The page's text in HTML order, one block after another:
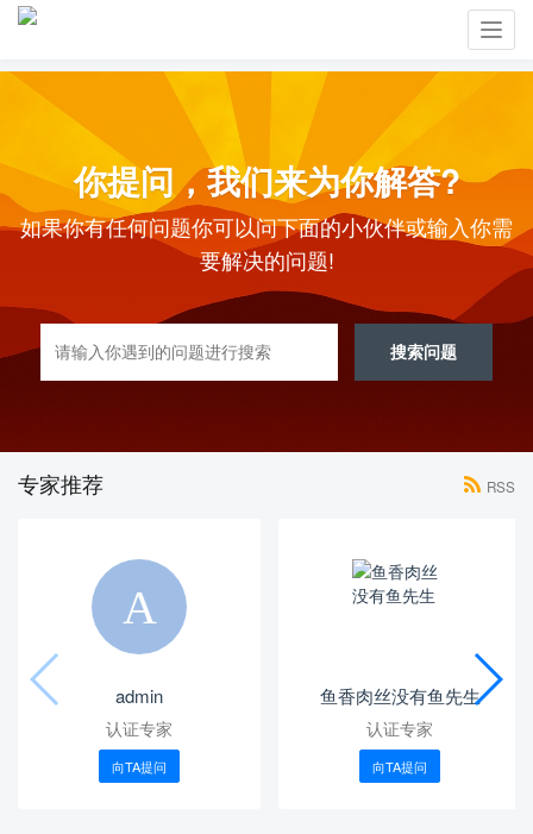
你提问，我们来为你解答?
如果你有任何问题你可以问下面的小伙伴或输入你需
要解决的问题!
搜索问题
专家推荐 RSS
admin
认证专家
向TA提问
鱼香肉丝没有鱼先生
认证专家
向TA提问